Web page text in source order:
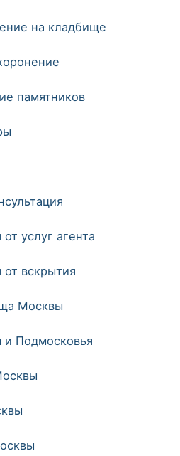
на кладбище
памятников
от услуг агента
от вскрытия
Москвы
Подмосковья